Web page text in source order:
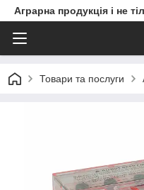
Аграрна продукція і не
Товари та послуги